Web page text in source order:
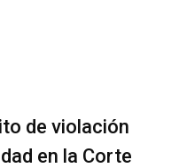
de violación
en la Corte